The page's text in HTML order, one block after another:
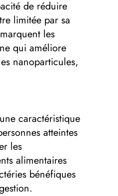
de réduire
limitée par sa
les
qui améliore
nanoparticules,
caractéristique
atteintes
les
alimentaires
bénéfiques